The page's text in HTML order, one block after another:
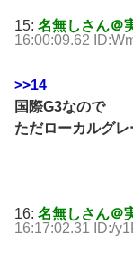
15: 名無しさん＠
16:00:09.62
>>14
国際G3なので
ただローカルグ
16: 名無しさん＠
16:17:02.31 ID:/